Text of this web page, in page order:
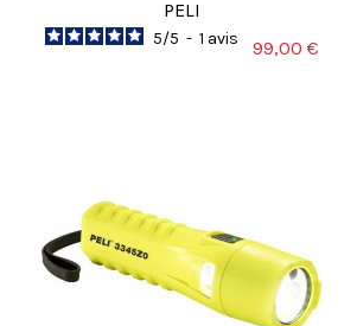
PELI
5/5 - 1 avis 99,00 €